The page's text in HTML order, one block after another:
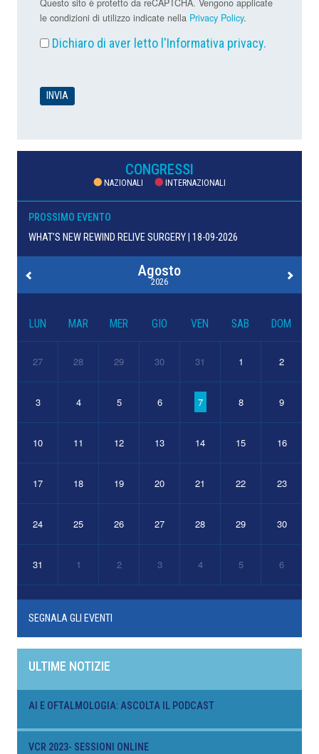
Questo sito è protetto da reCAPTCHA. Vengono applicate
le condizioni di utilizzo indicate nella Privacy Policy.
Dichiaro di aver letto l'Informativa privacy.
CONGRESSI
NAZIONALI INTERNAZIONALI
PROSSIMO EVENTO
WHAT’S NEW REWIND RELIVE SURGERY | 18-09-2026
Agosto
2026
LUN MAR MER GIO VEN SAB DOM
27 28 29 30 31 1 2
3 4 5 6 7 8 9
10 11 12 13 14 15 16
17 18 19 20 21 22 23
24 25 26 27 28 29 30
31 1 2 3 4 5 6
SEGNALA GLI EVENTI
ULTIME NOTIZIE
AI E OFTALMOLOGIA: ASCOLTA IL PODCAST
VCR 2023- SESSIONI ONLINE